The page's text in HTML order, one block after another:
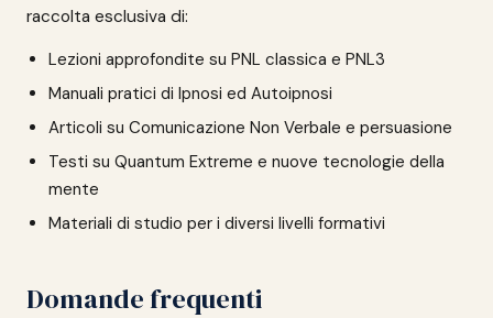
raccolta esclusiva di:
Lezioni approfondite su PNL classica e PNL3
Manuali pratici di Ipnosi ed Autoipnosi
Articoli su Comunicazione Non Verbale e persuasione
Testi su Quantum Extreme e nuove tecnologie della
mente
Materiali di studio per i diversi livelli formativi
Domande frequenti